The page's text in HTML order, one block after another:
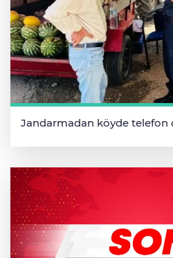
Jandarmadan köyde telefon